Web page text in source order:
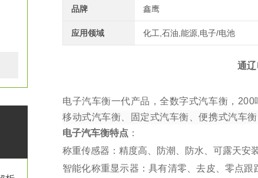
品牌 鑫鹰
应用领域 化工,石油,能源,电子/电池
通
电子汽车衡一代产品，全数字式汽车衡， 200
移动式汽车衡、固定式汽车衡、便携式汽车
电子汽车衡特点 ：
称重传感器：精度高、防潮、防水、可露天安
智能化称重显示器：具有清零、去皮、零点